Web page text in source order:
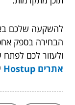
להשקעה שלכם
הבחירה בספק
ולעזור לכם
אתרים Hostup